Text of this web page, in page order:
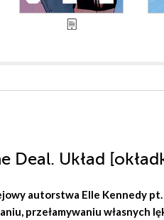
Deal. Układ
autorstwa Elle Kennedy pt.
przełamywaniu własnych